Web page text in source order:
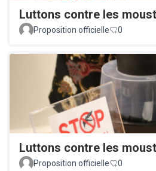
Luttons contre les
Proposition officielle
0
Luttons contre les
Proposition officielle
0